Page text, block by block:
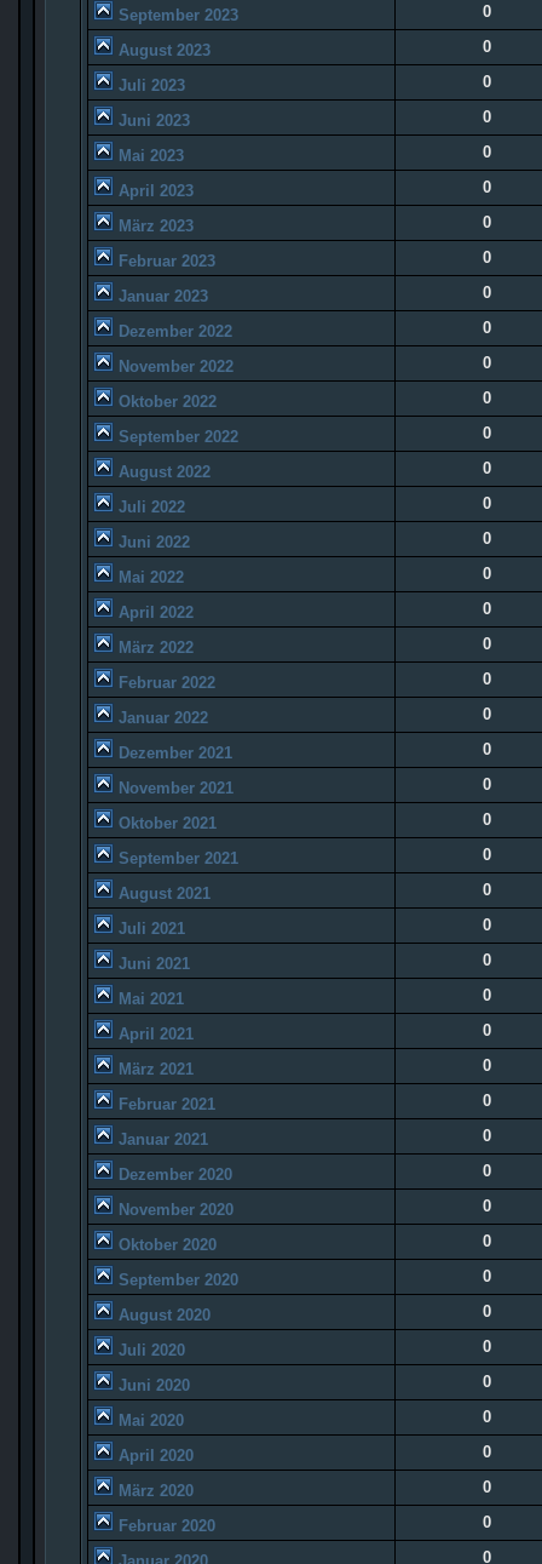
September 2023 0
August 2023 0
Juli 2023 0
Juni 2023 0
Mai 2023 0
April 2023 0
März 2023 0
Februar 2023 0
Januar 2023 0
Dezember 2022 0
November 2022 0
Oktober 2022 0
September 2022 0
August 2022 0
Juli 2022 0
Juni 2022 0
Mai 2022 0
April 2022 0
März 2022 0
Februar 2022 0
Januar 2022 0
Dezember 2021 0
November 2021 0
Oktober 2021 0
September 2021 0
August 2021 0
Juli 2021 0
Juni 2021 0
Mai 2021 0
April 2021 0
März 2021 0
Februar 2021 0
Januar 2021 0
Dezember 2020 0
November 2020 0
Oktober 2020 0
September 2020 0
August 2020 0
Juli 2020 0
Juni 2020 0
Mai 2020 0
April 2020 0
März 2020 0
Februar 2020 0
0